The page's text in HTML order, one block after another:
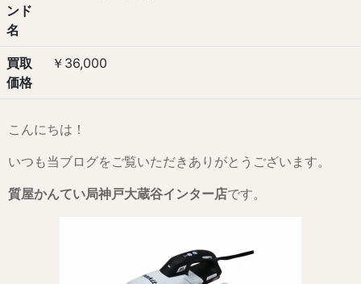
ンド
名
買取
価格
￥36,000
こんにちは！
いつも当ブログをご覧いただきありがとうございます。
質屋かんてい局神戸大蔵谷インター店です。